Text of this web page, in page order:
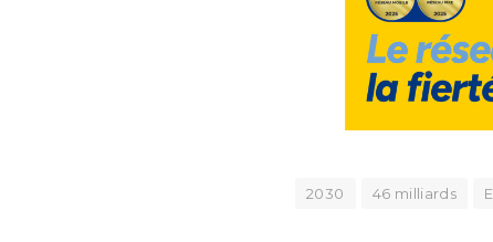
2030 46 milliards